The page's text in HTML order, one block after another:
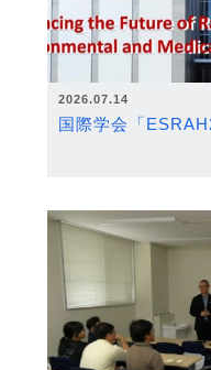
2026.07.14
国際学会「